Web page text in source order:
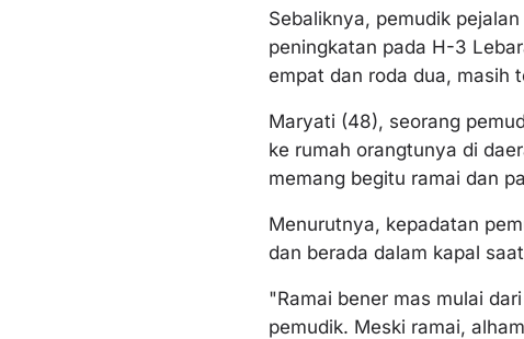
Sebaliknya, pemudik
peningkatan pada H-3
empat dan roda dua, masih
Maryati (48), seorang
ke rumah orangtunya di
memang begitu ramai dan
Menurutnya, kepadatan
dan berada dalam kapal
"Ramai bener mas mulai
pemudik. Meski ramai,